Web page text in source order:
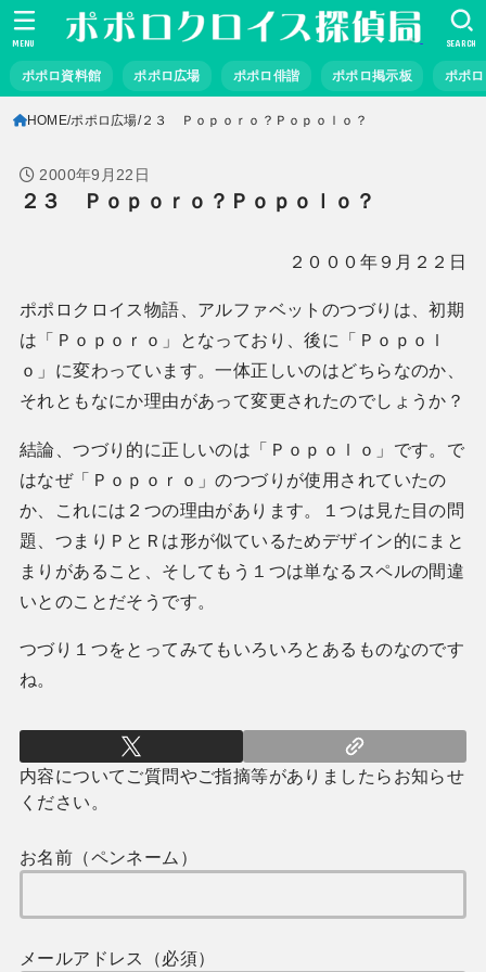
ポポロ資料館 ポポロ広場 ポポロ俳諧 ポポロ掲示板 ポポ
SEARCH
MENU
HOME ポポロ広場 ２３ Ｐｏｐｏｒｏ？Ｐｏｐｏｌｏ？
2000年9月22日
２３ Ｐｏｐｏｒｏ？Ｐｏｐｏｌｏ？
２０００年９月２２日
ポポロクロイス物語、アルファベットのつづりは、初期
は「Ｐｏｐｏｒｏ」となっており、後に「Ｐｏｐｏｌ
ｏ」に変わっています。一体正しいのはどちらなのか、
それともなにか理由があって変更されたのでしょうか？
結論、つづり的に正しいのは「Ｐｏｐｏｌｏ」です。で
はなぜ「Ｐｏｐｏｒｏ」のつづりが使用されていたの
か、これには２つの理由があります。１つは見た目の問
題、つまりＰとＲは形が似ているためデザイン的にまと
まりがあること、そしてもう１つは単なるスペルの間違
いとのことだそうです。
つづり１つをとってみてもいろいろとあるものなのです
ね。
内容についてご質問やご指摘等がありましたらお知らせ
ください。
お名前（ペンネーム）
メールアドレス（必須）